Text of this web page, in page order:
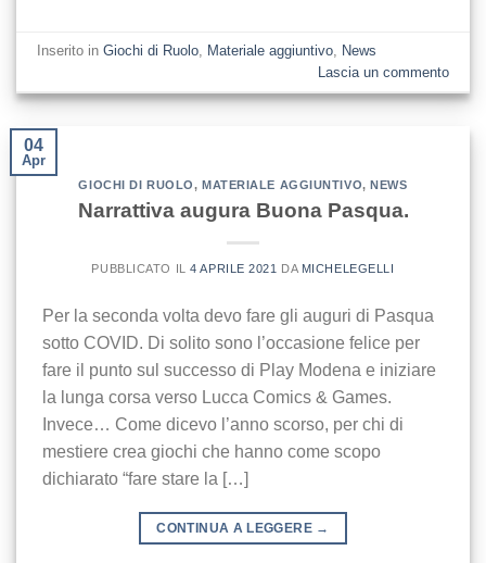
Inserito inGiochi di Ruolo Materiale aggiuntivo News
Lascia un commento
04
Apr
GIOCHI DI RUOLO, MATERIALE AGGIUNTIVO, NEWS
Narrattiva augura Buona Pasqua.
PUBBLICATO IL4 APRILE 2021 DA MICHELEGELLI
Per la seconda volta devo fare gli auguri di Pasqua
sotto COVID. Di solito sono l’occasione felice per
fare il punto sul successo di Play Modena e iniziare
la lunga corsa verso Lucca Comics & Games.
Invece… Come dicevo l’anno scorso, per chi di
mestiere crea giochi che hanno come scopo
dichiarato “fare stare la […]
CONTINUA A LEGGERE →